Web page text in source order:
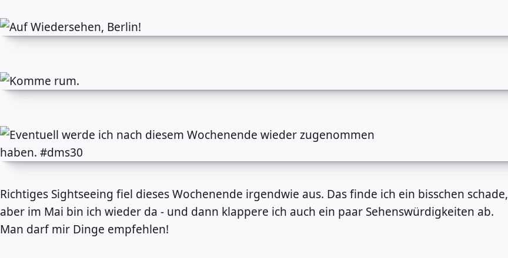
Richtiges Sightseeing fiel dieses Wochenende irgendwie aus. Das finde ich ein bisschen schade,
aber im Mai bin ich wieder da - und dann klappere ich auch ein paar Sehenswürdigkeiten ab.
Man darf mir Dinge empfehlen!